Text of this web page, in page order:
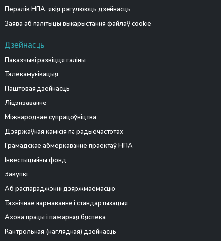
Пералік НПА, якія рэгулююць дзейнасць
Заява аб палітыцы выкарыстання файлаў cookie
Дзейнасць
Паказчыкі развіцця галіны
Тэлекамунікацыя
Паштовая дзейнасць
Ліцэнзаванне
Міжнароднае супрацоўніцтва
Дзяржаўная камісія па радыёчастотах
Грамадскае абмеркаванне праектаў НПА
Інвестыцыйны фонд
Закупкі
Аб распараджэнні дзяржмаёмасцю
Тэхнічнае нармаванне і стандартызацыя
Ахова працы і пажарная бяспека
Кантрольная (наглядная) дзейнасць